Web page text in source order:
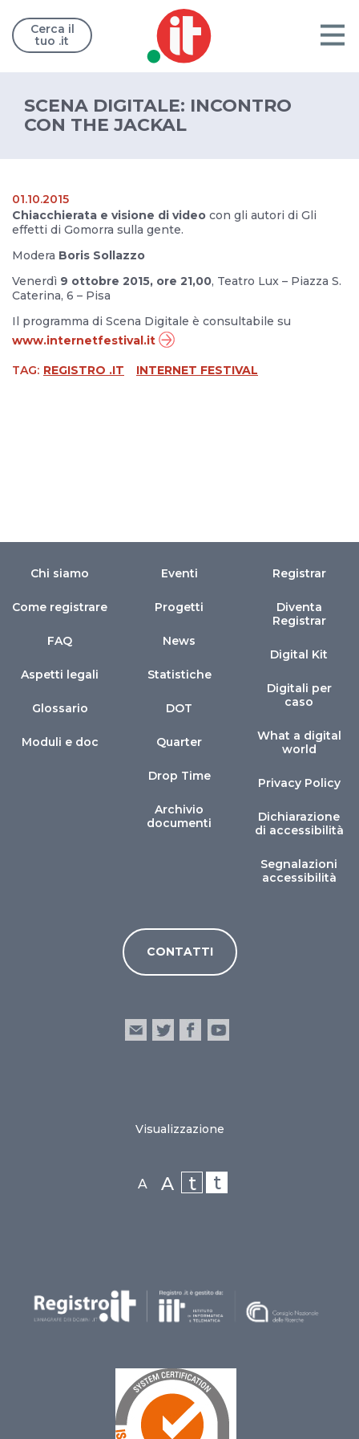
Cerca il
tuo .it
SCENA DIGITALE: INCONTRO
CON THE JACKAL
01.10.2015
Chiacchierata e visione di video con gli autori di Gli
effetti di Gomorra sulla gente.
Modera Boris Sollazzo
Venerdì 9 ottobre 2015, ore 21,00, Teatro Lux – Piazza S.
Caterina, 6 – Pisa
Il programma di Scena Digitale è consultabile su
www.internetfestival.it
TAG: REGISTRO .IT INTERNET FESTIVAL
Chi siamo
Come registrare
FAQ
Aspetti legali
Glossario
Moduli e doc
Eventi
Progetti
News
Statistiche
DOT
Quarter
Drop Time
Archivio
documenti
Registrar
Diventa
Registrar
Digital Kit
Digitali per
caso
What a digital
world
Privacy Policy
Dichiarazione
di accessibilità
Segnalazioni
accessibilità
CONTATTI
Visualizzazione
A A t t